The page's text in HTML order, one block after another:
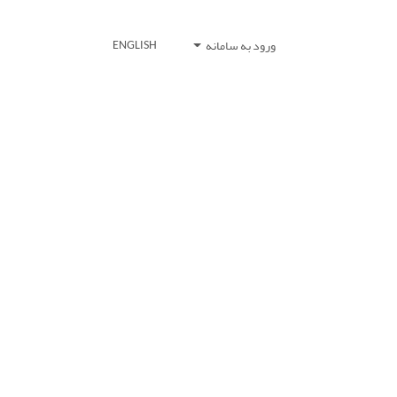
ورود به سامانه ENGLISH